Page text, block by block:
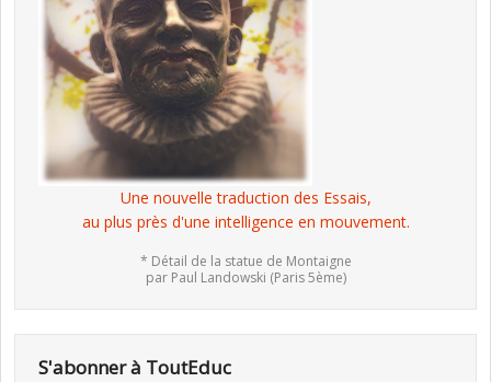
Une nouvelle traduction des Essais,
au plus près d'une intelligence en mouvement.
* Détail de la statue de Montaigne
par Paul Landowski (Paris 5ème)
S'abonner à ToutEduc